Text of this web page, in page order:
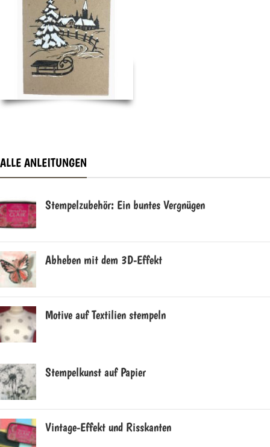
ALLE ANLEITUNGEN
Stempelzubehör: Ein buntes Vergnügen
Abheben mit dem 3D-Effekt
Motive auf Textilien stempeln
Stempelkunst auf Papier
Vintage-Effekt und Risskanten